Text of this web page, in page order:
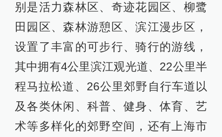
别是活力森林区、奇迹花园区、柳鹭
田园区、森林游憩区、滨江漫步区，
设置了丰富的可步行、骑行的游线，
其中拥有4公里滨江观光道、22公里半
程马拉松道、26公里郊野自行车道以
及各类休闲、科普、健身、体育、艺
术等多样化的郊野空间，还有上海市